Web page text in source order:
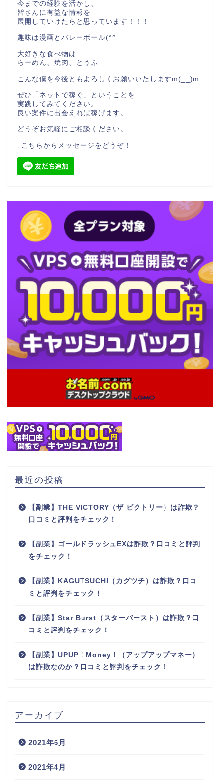
今までの経験を活かし、
皆さんに有益な情報を
展開していけたらと思っています！！！
趣味は漫画とバレーボール(^^
大好きな食べ物は
らーめん、焼肉、とうふ
こんな僕を今後ともよろしくお願いいたしますm(__)m
ぜひ「ネットで稼ぐ」ということを
実践してみてください。
良い案件に出会えれば稼げます。
どうぞお気軽にご相談ください。
↓こちらからメッセージをどうぞ！
最近の投稿
【副業】THE VICTORY（ザ ビクトリー）は詐欺？
口コミと評判をチェック！
【副業】ゴールドラッシュEXは詐欺？口コミと評判
をチェック！
【副業】KAGUTSUCHI（カグツチ）は詐欺？口コ
ミと評判をチェック！
【副業】Star Burst（スターバースト）は詐欺？口
コミと評判をチェック！
【副業】UPUP！Money！（アップアップマネー）
は詐欺なのか？口コミと評判をチェック！
アーカイブ
2021年6月
2021年4月